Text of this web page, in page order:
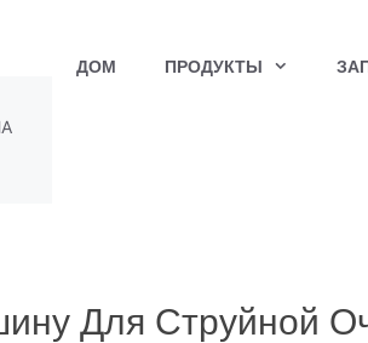
ДОМ ПРОДУКТЫ
Для Струйной